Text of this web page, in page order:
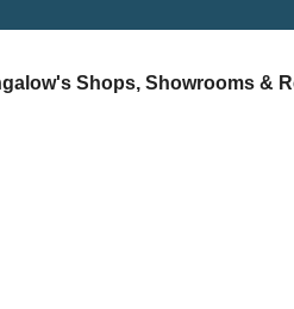
Shops, Showrooms &